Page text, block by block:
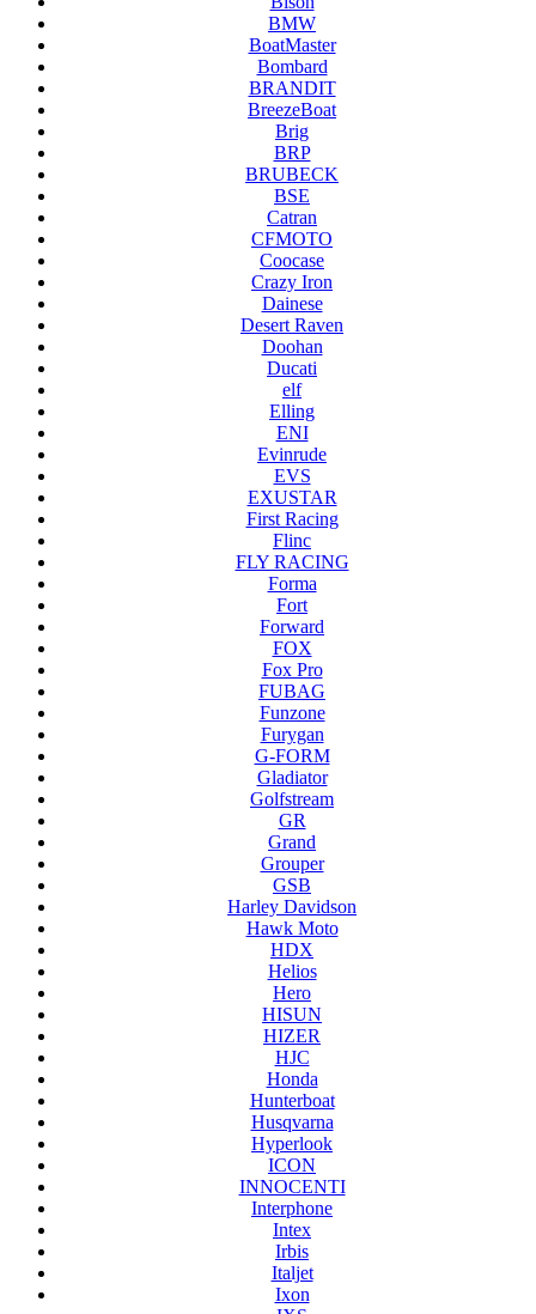
BMW
BoatMaster
Bombard
BRANDIT
BreezeBoat
Brig
BRP
BRUBECK
BSE
Catran
CFMOTO
Coocase
Crazy Iron
Dainese
Desert Raven
Doohan
Ducati
elf
Elling
ENI
Evinrude
EVS
EXUSTAR
First Racing
Flinc
FLY RACING
Forma
Fort
Forward
FOX
Fox Pro
FUBAG
Funzone
Furygan
G-FORM
Gladiator
Golfstream
GR
Grand
Grouper
GSB
Harley Davidson
Hawk Moto
HDX
Helios
Hero
HISUN
HIZER
HJC
Honda
Hunterboat
Husqvarna
Hyperlook
ICON
INNOCENTI
Interphone
Intex
Irbis
Italjet
Ixon